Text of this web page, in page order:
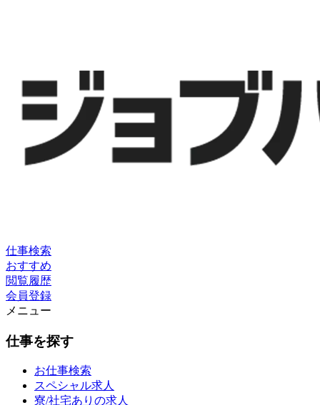
仕事検索
おすすめ
閲覧履歴
会員登録
メニュー
仕事を探す
お仕事検索
スペシャル求人
寮/社宅ありの求人